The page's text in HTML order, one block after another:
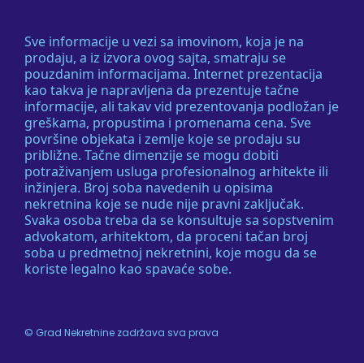
Sve informacije u vezi sa imovinom, koja je na
prodaju, a iz izvora ovog sajta, smatraju se
pouzdanim informacijama. Internet prezentacija
kao takva je napravljena da prezentuje tačne
informacije, ali takav vid prezentovanja podložan je
greškama, propustima i promenama cena. Sve
površine objekata i zemlje koje se prodaju su
približne. Tačne dimenzije se mogu dobiti
potraživanjem usluga profesionalnog arhitekte ili
inžinjera. Broj soba navedenih u opisima
nekretnina koje se nude nije pravni zaključak.
Svaka osoba treba da se konsultuje sa sopstvenim
advokatom, arhitektom, da proceni tačan broj
soba u predmetnoj nekretnini, koje mogu da se
koriste legalno kao spavaće sobe.
© Grad Nekretnine zadržava sva prava